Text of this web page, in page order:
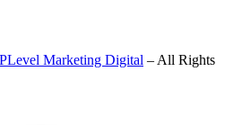
Marketing Digital – All Rights